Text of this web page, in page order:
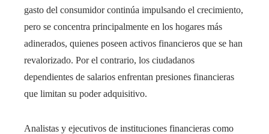
gasto del consumidor continúa impulsando el crecimiento,
pero se concentra principalmente en los hogares más
adinerados, quienes poseen activos financieros que se han
revalorizado. Por el contrario, los ciudadanos
dependientes de salarios enfrentan presiones financieras
que limitan su poder adquisitivo.
Analistas y ejecutivos de instituciones financieras como